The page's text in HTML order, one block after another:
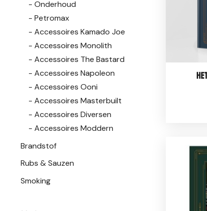
Onderhoud
Petromax
Accessoires Kamado Joe
Accessoires Monolith
Accessoires The Bastard
Accessoires Napoleon
Accessoires Ooni
Accessoires Masterbuilt
Accessoires Diversen
Accessoires Moddern
Brandstof
Rubs & Sauzen
Smoking